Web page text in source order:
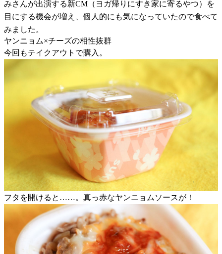
みさんが出演する新CM（ヨガ帰りにすき家に寄るやつ）を
目にする機会が増え、個人的にも気になっていたので食べて
みました。
ヤンニョム×チーズの相性抜群
今回もテイクアウトで購入。
フタを開けると……。真っ赤なヤンニョムソースが！